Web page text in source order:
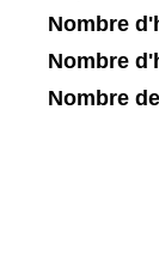
Nombre
Nombre
Nombre